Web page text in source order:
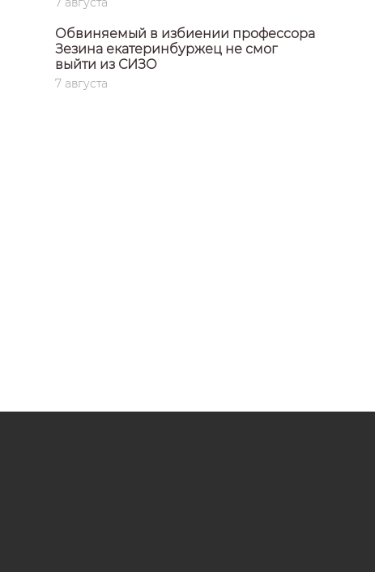
Обвиняемый в избиении профессора
Зезина екатеринбуржец не смог
выйти из СИЗО
7 августа